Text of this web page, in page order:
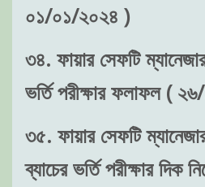
০১/০১/২০২৪ )
৩৪. ফায়ার সেফটি
ভর্তি পরীক্ষার ফলাফল (
৩৫. ফায়ার সেফটি
ব্যাচের ভর্তি পরীক্ষার দিক